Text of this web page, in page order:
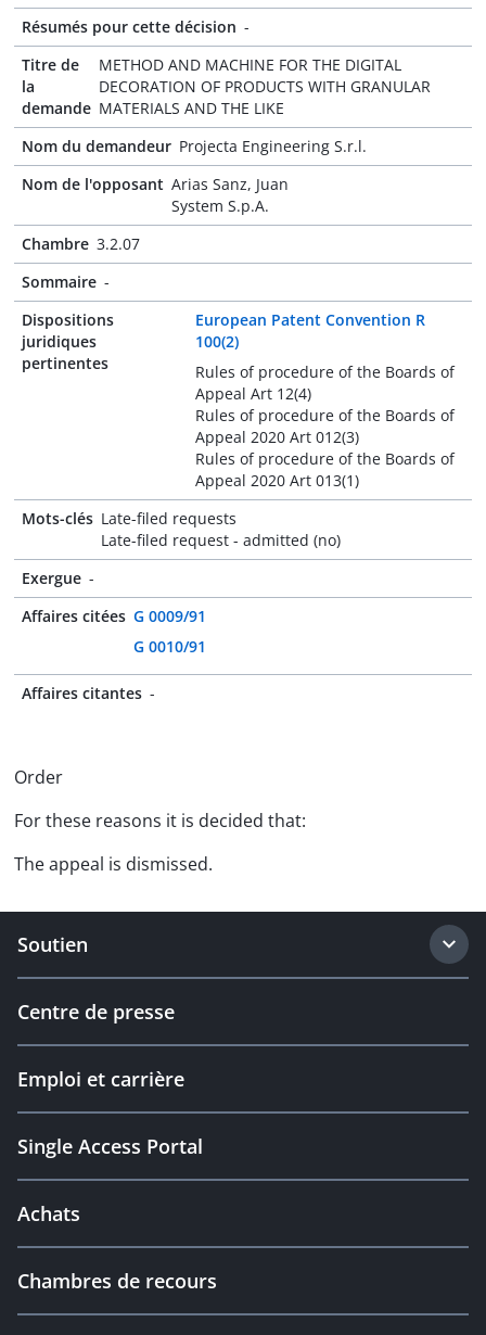
Résumés pour cette décision -
Titre de
la
demande
METHOD AND MACHINE FOR THE DIGITAL
DECORATION OF PRODUCTS WITH GRANULAR
MATERIALS AND THE LIKE
Nom du demandeur Projecta Engineering S.r.l.
Nom de l'opposant Arias Sanz, Juan
System S.p.A.
Chambre 3.2.07
Sommaire -
Dispositions
juridiques
pertinentes
European Patent Convention R
100(2)
Rules of procedure of the Boards of
Appeal Art 12(4)
Rules of procedure of the Boards of
Appeal 2020 Art 012(3)
Rules of procedure of the Boards of
Appeal 2020 Art 013(1)
Mots-clés Late-filed requests
Late-filed request - admitted (no)
Exergue -
Affaires citées G 0009/91
G 0010/91
Affaires citantes -
Order
For these reasons it is decided that:
The appeal is dismissed.
Soutien
Centre de presse
Emploi et carrière
Single Access Portal
Achats
Chambres de recours